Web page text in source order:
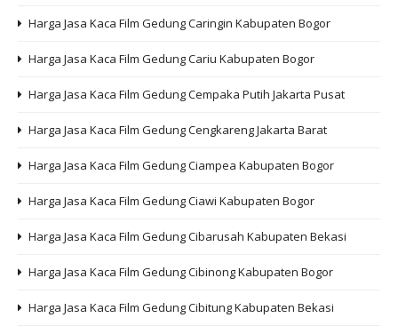
Harga Jasa Kaca Film Gedung Caringin Kabupaten Bogor
Harga Jasa Kaca Film Gedung Cariu Kabupaten Bogor
Harga Jasa Kaca Film Gedung Cempaka Putih Jakarta Pusat
Harga Jasa Kaca Film Gedung Cengkareng Jakarta Barat
Harga Jasa Kaca Film Gedung Ciampea Kabupaten Bogor
Harga Jasa Kaca Film Gedung Ciawi Kabupaten Bogor
Harga Jasa Kaca Film Gedung Cibarusah Kabupaten Bekasi
Harga Jasa Kaca Film Gedung Cibinong Kabupaten Bogor
Harga Jasa Kaca Film Gedung Cibitung Kabupaten Bekasi